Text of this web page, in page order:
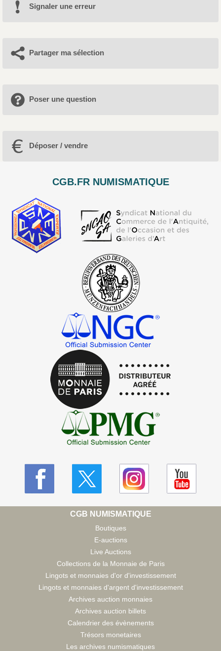
Signaler une erreur
Partager ma sélection
Poser une question
Déposer / vendre
CGB.FR NUMISMATIQUE
CGB NUMISMATIQUE
Boutiques
E-auctions
Live Auctions
Collections de la Monnaie de Paris
Lingots et monnaies d'or d'investissement
Lingots et monnaies d'argent d'investissement
Archives auction monnaies
Archives auction billets
Calendrier des évènements
Trésors monetaires
Les archives numismatiques